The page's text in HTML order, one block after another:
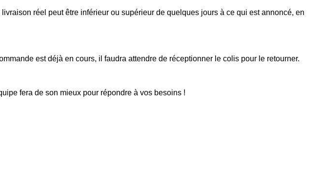
réel peut être inférieur ou supérieur de quelques jours à ce qui est annoncé, en
est déjà en cours, il faudra attendre de réceptionner le colis pour le retourner.
fera de son mieux pour répondre à vos besoins !